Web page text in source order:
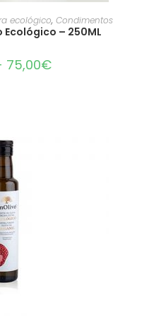
OPCIONES
ecológico, Condimentos
– 250ML
75,00€